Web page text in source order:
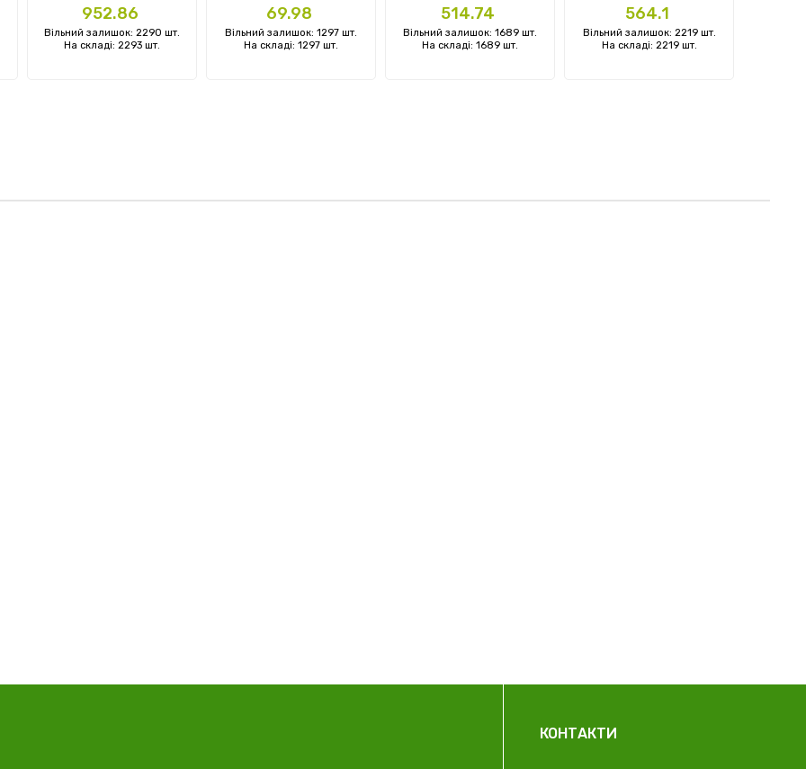
Ціна
952.86
Вільний залишок: 2290 шт.
На складі: 2293 шт.
Ціна
69.98
Вільний залишок: 1297 шт.
На складі: 1297 шт.
Ціна
514.74
Вільний залишок: 1689 шт.
На складі: 1689 шт.
Ціна
564.1
Вільний залишок: 2219 шт.
На складі: 2219 шт.
КОНТАКТИ